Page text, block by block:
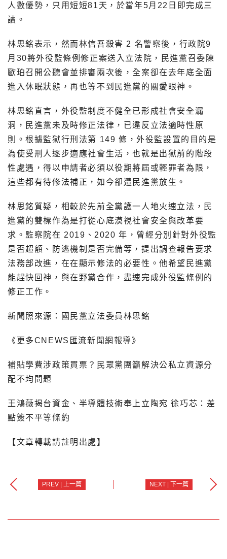
人數優勢，只用短短81天，於當年5月22日即完成三
讀。
林思銘表示，然而林信吾殺害 2 名警察後，行政院9
月30將外役監條例修正案送入立法院，民進黨召委陳
歐珀召開公聽會並排審兩次後，全案卻在去年底全面
進入休眠狀態，再也等不到民進黨的關愛眼神。
林思銘直言，外役監制度不健全已形成社會安全漏
洞，民進黨未及時修正法律，已違反立法適時性原
則。根據監獄行刑法第 149 條，外役監設置的目的是
為使受刑人逐步適應社會生活，也就是出獄前的階段
性處遇，得以申請者必須以役期將屆或輕罪者為限，
這些都有待修法補正，如今卻遭民進黨放生。
林思銘質疑，相較於先前全黨護一人地火速立法，民
進黨的雙標作為是打從心底漠視社會安全與改革要
求。監察院在 2019、2020 年，曾經分別針對外役監
是否超額、防逃機制是否完備等，提出調查報告要求
法務部改進，在在顯示修法的必要性。他希望民進黨
能趕快回神，與在野黨合作，盡速完成外役監條例的
修正工作。
新聞照來源：國民黨立法委員林思銘
《更多CNEWS匯流新聞網報導》
補貼學費涉政策買票？民眾黨團籲解決公私立資源分
配不均問題
王鴻薇揭台資金、半導體技術奉上立陶宛 徐巧芯：差
點簽不平等條約
【文章轉載請註明出處】
PREV | 上一篇 NEXT | 下一篇